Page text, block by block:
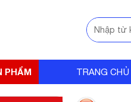
PHẨM TRANG CHỦ